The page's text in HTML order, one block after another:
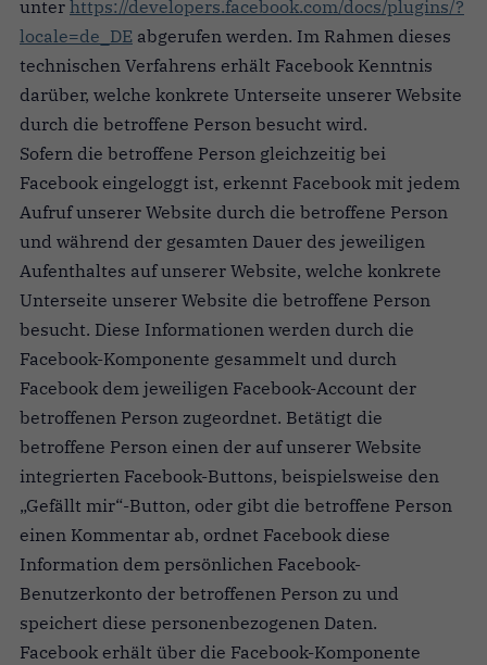
unter https://developers.facebook.com/docs/plugins/?
locale=de_DE abgerufen werden. Im Rahmen dieses
technischen Verfahrens erhält Facebook Kenntnis
darüber, welche konkrete Unterseite unserer Website
durch die betroffene Person besucht wird.
Sofern die betroffene Person gleichzeitig bei
Facebook eingeloggt ist, erkennt Facebook mit jedem
Aufruf unserer Website durch die betroffene Person
und während der gesamten Dauer des jeweiligen
Aufenthaltes auf unserer Website, welche konkrete
Unterseite unserer Website die betroffene Person
besucht. Diese Informationen werden durch die
Facebook-Komponente gesammelt und durch
Facebook dem jeweiligen Facebook-Account der
betroffenen Person zugeordnet. Betätigt die
betroffene Person einen der auf unserer Website
integrierten Facebook-Buttons, beispielsweise den
„Gefällt mir“-Button, oder gibt die betroffene Person
einen Kommentar ab, ordnet Facebook diese
Information dem persönlichen Facebook-
Benutzerkonto der betroffenen Person zu und
speichert diese personenbezogenen Daten.
Facebook erhält über die Facebook-Komponente